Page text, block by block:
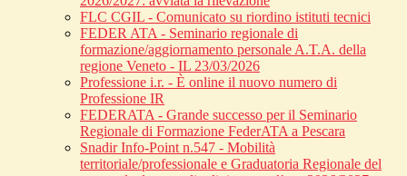
FLC CGIL - Comunicato su riordino istituti tecnici
FEDER ATA - Seminario regionale di
formazione/aggiornamento personale A.T.A. della
regione Veneto - IL 23/03/2026
Professione i.r. - È online il nuovo numero di
Professione IR
FEDERATA - Grande successo per il Seminario
Regionale di Formazione FederATA a Pescara
Snadir Info-Point n.547 - Mobilità
territoriale/professionale e Graduatoria Regionale del